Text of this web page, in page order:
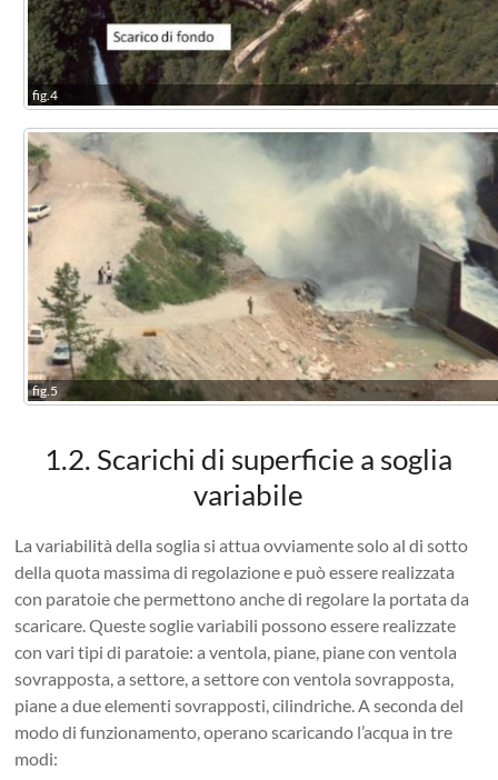
fig.4
fig.5
1.2. Scarichi di superficie a soglia
variabile
La variabilità della soglia si attua ovviamente solo al di sotto
della quota massima di regolazione e può essere realizzata
con paratoie che permettono anche di regolare la portata da
scaricare. Queste soglie variabili possono essere realizzate
con vari tipi di paratoie: a ventola, piane, piane con ventola
sovrapposta, a settore, a settore con ventola sovrapposta,
piane a due elementi sovrapposti, cilindriche. A seconda del
modo di funzionamento, operano scaricando l’acqua in tre
modi: